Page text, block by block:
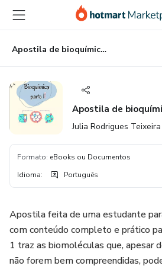
para
conteúdo
principal
para
pagamento
para
rodapé
Apostila de bioquímica - parte 1
Apostila de
Julia Rodrigues Teixeira
Formato: eBooks ou Documentos
Idioma: Português
Apostila feita de uma estudante
com conteúdo completo e prático
1 traz as biomoléculas que, apesar
não forem bem compreendidas,